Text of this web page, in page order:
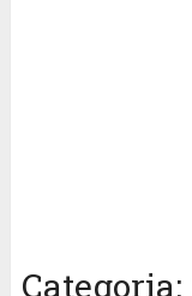
Categoria: